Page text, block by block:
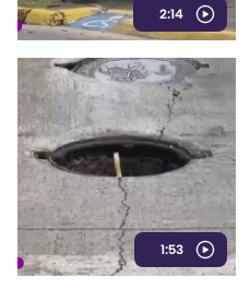
2:14
1:53